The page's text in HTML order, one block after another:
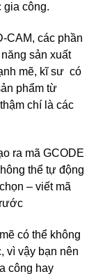
gia công.
CAM, các phần
sản xuất
mẽ, kĩ sư có
phẩm từ
chí là các
ra mã GCODE
thể tự động
– viết mã
có thể không
vì vậy bạn nên
công hay